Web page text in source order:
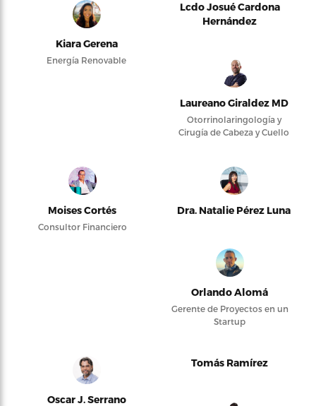
Kiara Gerena
Energía Renovable
Lcdo Josué Cardona
Hernández
Laureano Giraldez MD
Otorrinolaringología y
Cirugía de Cabeza y Cuello
Moises Cortés
Consultor Financiero
Dra. Natalie Pérez Luna
Orlando Alomá
Gerente de Proyectos en un
Startup
Oscar J. Serrano
Tomás Ramírez